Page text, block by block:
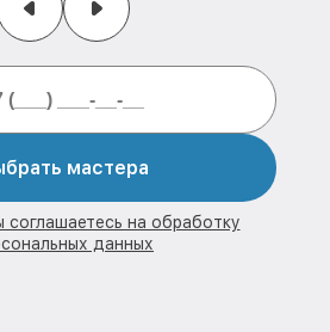
мастера
соглашаетесь на обработку
данных